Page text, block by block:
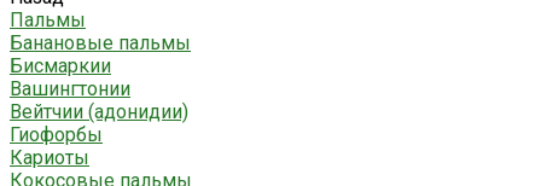
Пальмы
Банановые пальмы
Бисмаркии
Вашингтонии
Вейтчии (адонидии)
Гиофорбы
Кариоты
Кокосовые пальмы